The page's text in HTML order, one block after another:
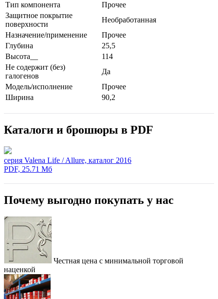
Тип компонента
Прочее
Защитное покрытие
поверхности
Необработанная
Назначение/применение
Прочее
Глубина
25,5
Высота__
114
Не содержит (без)
галогенов
Да
Модель/исполнение
Прочее
Ширина
90,2
Каталоги и брошюры в PDF
серия Valena Life / Allure, каталог 2016
PDF, 25.71 Мб
Почему выгодно покупать у нас
Честная цена с минимальной торговой
наценкой